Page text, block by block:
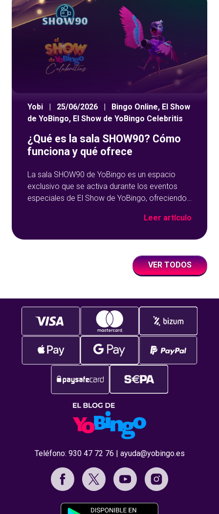
Yobi 25/06/2026 Bingo Online, El Show
de YoBingo, El Show de YoBingo Celebritis
¿Qué es la sala SHOW90? Cómo
funciona y qué ofrece
La sala SHOW90 de YoBingo es un espacio
exclusivo que se activa durante los eventos
especiales de El Show de YoBingo, ofreciendo
Pensada para momentos concretos, esta sala
creando un entorno donde el entretenimiento
Leer artículo
VER TODOS
Teléfono: 930 47 72 76 | ayuda@yobingo.es